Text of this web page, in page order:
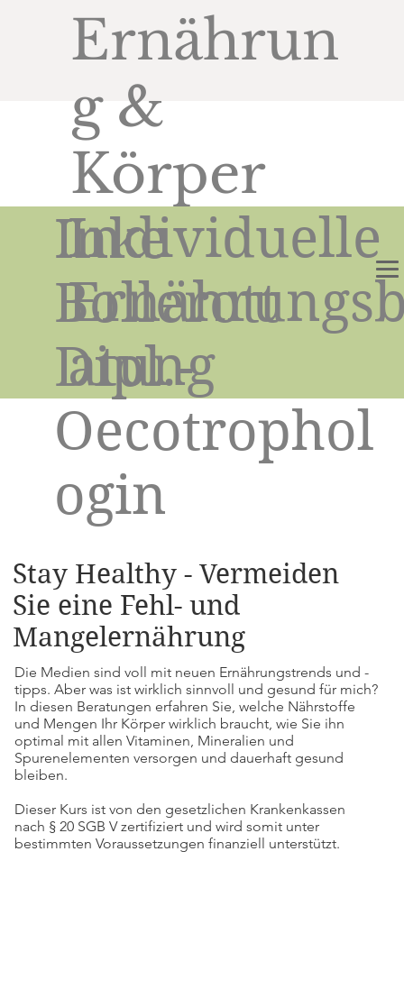
Inke
Bollerott
Dipl.-
Oecotrophol
ogin
Ernährun
g &
Körper
Individuelle
atung
Stay Healthy - Vermeiden
Sie eine Fehl- und
Mangelernährung
Die Medien sind voll mit neuen Ernährungstrends und -
tipps. Aber was ist wirklich sinnvoll und gesund für mich?
In diesen Beratungen erfahren Sie, welche Nährstoffe
und Mengen Ihr Körper wirklich braucht, wie Sie ihn
optimal mit allen Vitaminen, Mineralien und
Spurenelementen versorgen und dauerhaft gesund
bleiben.
Dieser Kurs ist von den gesetzlichen Krankenkassen
nach § 20 SGB V zertifiziert und wird somit unter
bestimmten Voraussetzungen finanziell unterstützt.